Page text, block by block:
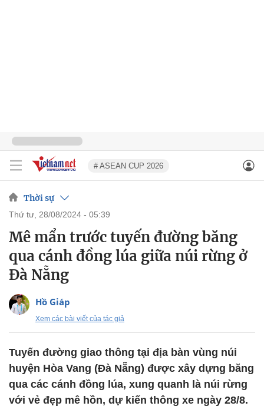
# ASEAN CUP 2026
Thời sự
thứ tư, 28/08/2024 - 05:39
Mê mẩn trước tuyến đường băng
qua cánh đồng lúa giữa núi rừng ở
Đà Nẵng
Hồ Giáp
Xem các bài viết của tác giả
Tuyến đường giao thông tại địa bàn vùng núi
huyện Hòa Vang (Đà Nẵng) được xây dựng băng
qua các cánh đồng lúa, xung quanh là núi rừng
với vẻ đẹp mê hồn, dự kiến thông xe ngày 28/8.